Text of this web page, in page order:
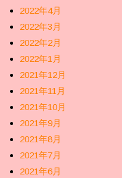
2022年4月
2022年3月
2022年2月
2022年1月
2021年12月
2021年11月
2021年10月
2021年9月
2021年8月
2021年7月
2021年6月